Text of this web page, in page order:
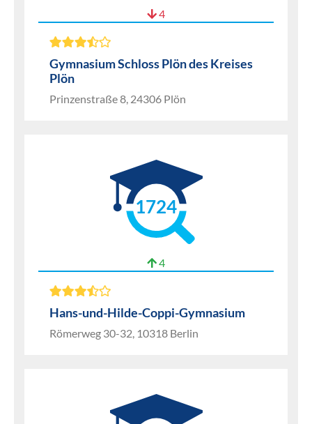
4
Gymnasium Schloss Plön des Kreises
Plön
Prinzenstraße 8, 24306 Plön
1724
4
Hans-und-Hilde-Coppi-Gymnasium
Römerweg 30-32, 10318 Berlin